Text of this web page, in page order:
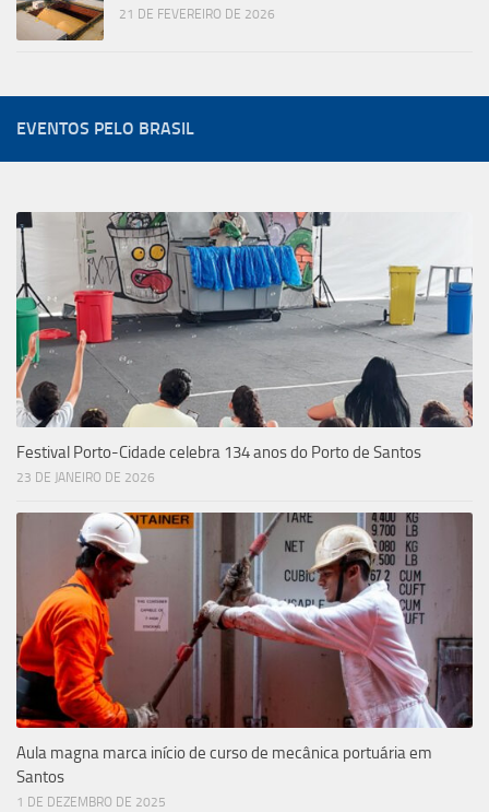
21 DE FEVEREIRO DE 2026
EVENTOS PELO BRASIL
Festival Porto-Cidade celebra 134 anos do Porto de Santos
23 DE JANEIRO DE 2026
Aula magna marca início de curso de mecânica portuária em
Santos
1 DE DEZEMBRO DE 2025